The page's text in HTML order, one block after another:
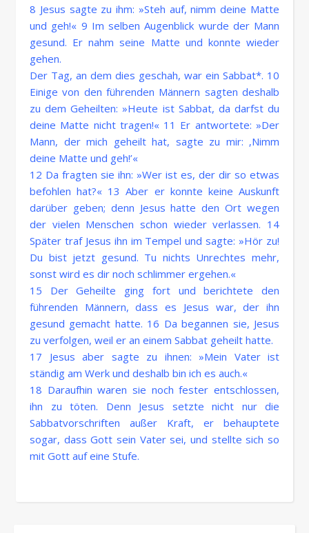
8 Jesus sagte zu ihm: »Steh auf, nimm deine Matte
und geh!« 9 Im selben Augenblick wurde der Mann
gesund. Er nahm seine Matte und konnte wieder
gehen.
Der Tag, an dem dies geschah, war ein Sabbat*. 10
Einige von den führenden Männern sagten deshalb
zu dem Geheilten: »Heute ist Sabbat, da darfst du
deine Matte nicht tragen!« 11 Er antwortete: »Der
Mann, der mich geheilt hat, sagte zu mir: ‚Nimm
deine Matte und geh!’«
12 Da fragten sie ihn: »Wer ist es, der dir so etwas
befohlen hat?« 13 Aber er konnte keine Auskunft
darüber geben; denn Jesus hatte den Ort wegen
der vielen Menschen schon wieder verlassen. 14
Später traf Jesus ihn im Tempel und sagte: »Hör zu!
Du bist jetzt gesund. Tu nichts Unrechtes mehr,
sonst wird es dir noch schlimmer ergehen.«
15 Der Geheilte ging fort und berichtete den
führenden Männern, dass es Jesus war, der ihn
gesund gemacht hatte. 16 Da begannen sie, Jesus
zu verfolgen, weil er an einem Sabbat geheilt hatte.
17 Jesus aber sagte zu ihnen: »Mein Vater ist
ständig am Werk und deshalb bin ich es auch.«
18 Daraufhin waren sie noch fester entschlossen,
ihn zu töten. Denn Jesus setzte nicht nur die
Sabbatvorschriften außer Kraft, er behauptete
sogar, dass Gott sein Vater sei, und stellte sich so
mit Gott auf eine Stufe.